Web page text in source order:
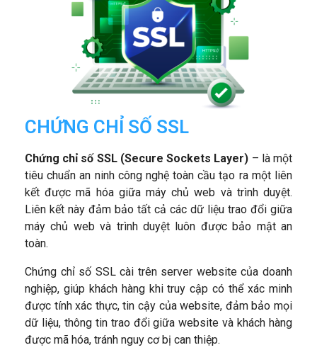
CHỨNG CHỈ SỐ SSL
Chứng chỉ số SSL (Secure Sockets Layer) – là một
tiêu chuẩn an ninh công nghệ toàn cầu tạo ra một liên
kết được mã hóa giữa máy chủ web và trình duyệt.
Liên kết này đảm bảo tất cả các dữ liệu trao đổi giữa
máy chủ web và trình duyệt luôn được bảo mật an
toàn.
Chứng chỉ số SSL cài trên server website của doanh
nghiệp, giúp khách hàng khi truy cập có thể xác minh
được tính xác thực, tin cậy của website, đảm bảo mọi
dữ liệu, thông tin trao đổi giữa website và khách hàng
được mã hóa, tránh nguy cơ bị can thiệp.